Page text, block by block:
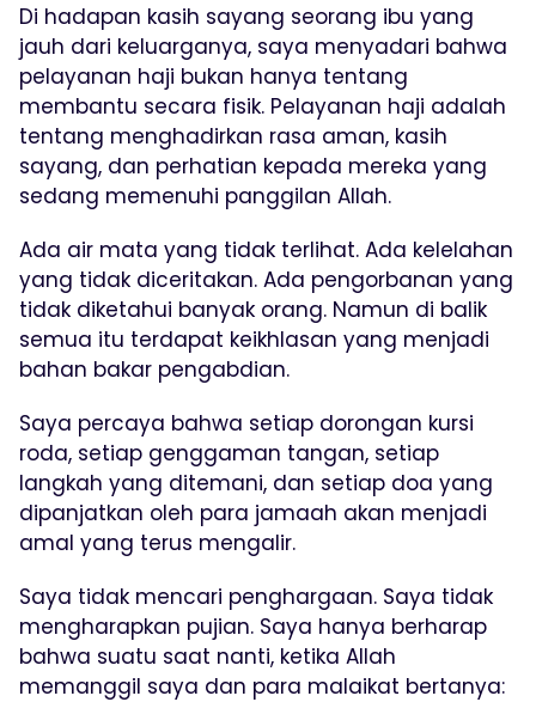
Di hadapan kasih sayang seorang ibu yang
jauh dari keluarganya, saya menyadari bahwa
pelayanan haji bukan hanya tentang
membantu secara fisik. Pelayanan haji adalah
tentang menghadirkan rasa aman, kasih
sayang, dan perhatian kepada mereka yang
sedang memenuhi panggilan Allah.
Ada air mata yang tidak terlihat. Ada kelelahan
yang tidak diceritakan. Ada pengorbanan yang
tidak diketahui banyak orang. Namun di balik
semua itu terdapat keikhlasan yang menjadi
bahan bakar pengabdian.
Saya percaya bahwa setiap dorongan kursi
roda, setiap genggaman tangan, setiap
langkah yang ditemani, dan setiap doa yang
dipanjatkan oleh para jamaah akan menjadi
amal yang terus mengalir.
Saya tidak mencari penghargaan. Saya tidak
mengharapkan pujian. Saya hanya berharap
bahwa suatu saat nanti, ketika Allah
memanggil saya dan para malaikat bertanya: